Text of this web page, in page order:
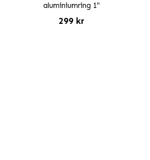
aluminiumring 1"
299 kr